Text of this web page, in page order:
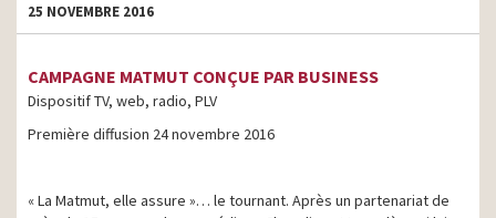
25 NOVEMBRE 2016
CAMPAGNE MATMUT CONÇUE PAR BUSINESS
Dispositif TV, web, radio, PLV
Première diffusion 24 novembre 2016
« La Matmut, elle assure »… le tournant. Après un partenariat de